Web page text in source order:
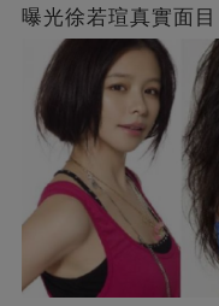
曝光徐若瑄真實面
來李靚蕾說的都是